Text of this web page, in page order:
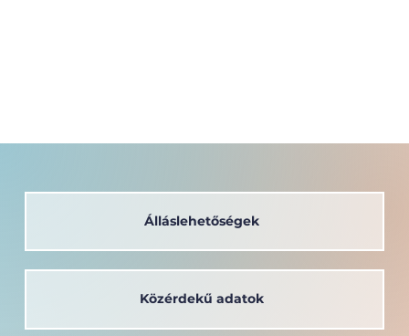
Álláslehetőségek
Közérdekű adatok